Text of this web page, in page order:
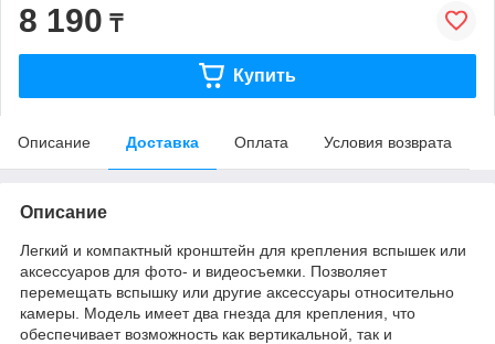
8 190 ₸
Купить
Описание Доставка Оплата Условия возврата
Описание
Легкий и компактный кронштейн для крепления вспышек или
аксессуаров для фото- и видеосъемки. Позволяет
перемещать вспышку или другие аксессуары относительно
камеры. Модель имеет два гнезда для крепления, что
обеспечивает возможность как вертикальной, так и